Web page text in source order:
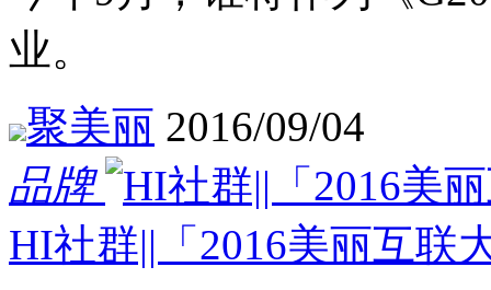
业。
聚美丽 2016/09/04
品牌
HI社群||「2016美丽互联